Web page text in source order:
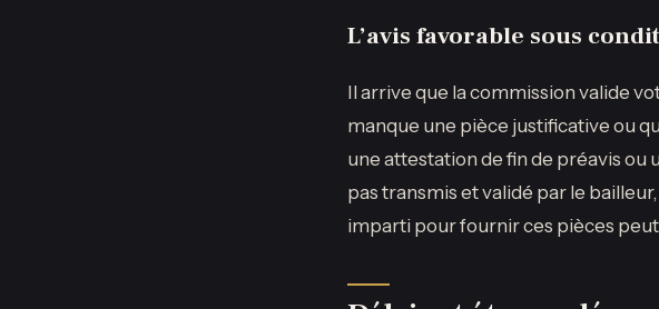
L’avis favorable sous
Il arrive que la commission valide
manque une pièce justificative ou
une attestation de fin de préavis ou
pas transmis et validé par le
imparti pour fournir ces pièces